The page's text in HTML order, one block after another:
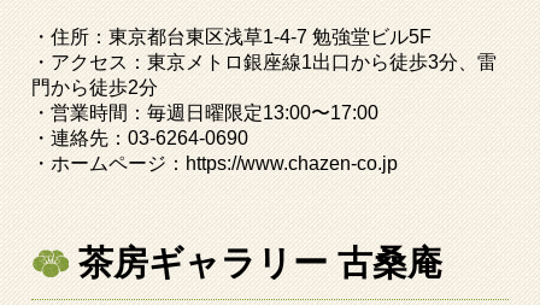
・住所：東京都台東区浅草1-4-7勉強堂ビル5F
・アクセス：東京メトロ銀座線1出口から徒歩3分、雷
門から徒歩2分
・営業時間：毎週日曜限定13:00〜17:00
・連絡先：03-6264-0690
・ホームページ： https://www.chazen-co.jp
茶房ギャラリー 古桑庵